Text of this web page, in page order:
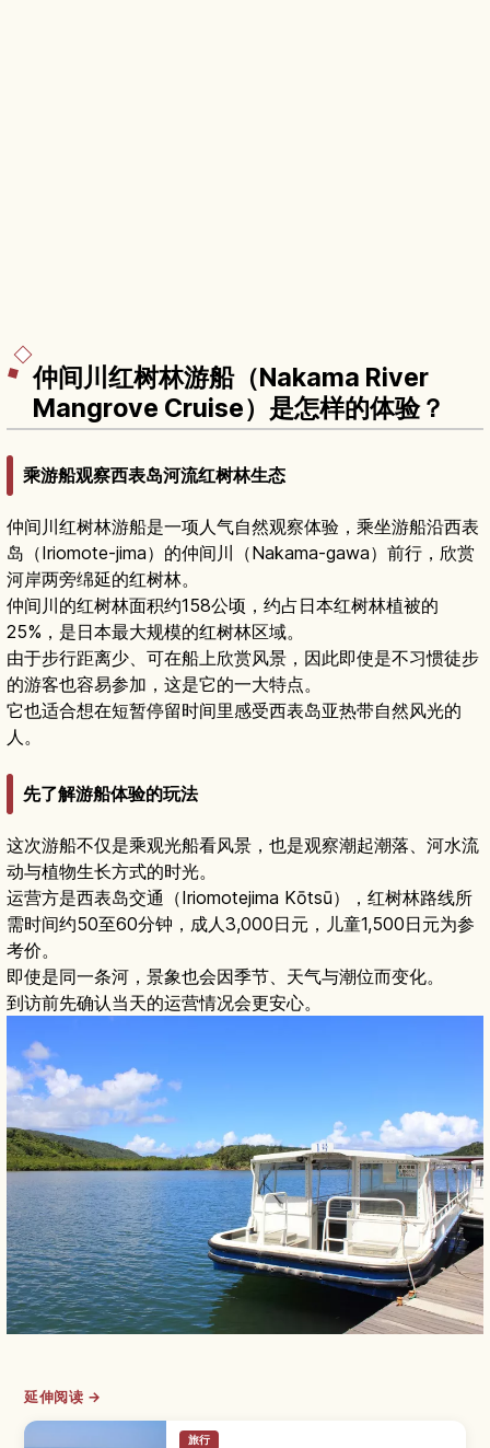
仲间川红树林游船（Nakama River
Mangrove Cruise）是怎样的体验？
乘游船观察西表岛河流红树林生态
仲间川红树林游船是一项人气自然观察体验，乘坐游船沿西表
岛（Iriomote-jima）的仲间川（Nakama-gawa）前行，欣赏
河岸两旁绵延的红树林。
仲间川的红树林面积约158公顷，约占日本红树林植被的
25%，是日本最大规模的红树林区域。
由于步行距离少、可在船上欣赏风景，因此即使是不习惯徒步
的游客也容易参加，这是它的一大特点。
它也适合想在短暂停留时间里感受西表岛亚热带自然风光的
人。
先了解游船体验的玩法
这次游船不仅是乘观光船看风景，也是观察潮起潮落、河水流
动与植物生长方式的时光。
运营方是西表岛交通（Iriomotejima Kōtsū），红树林路线所
需时间约50至60分钟，成人3,000日元，儿童1,500日元为参
考价。
即使是同一条河，景象也会因季节、天气与潮位而变化。
到访前先确认当天的运营情况会更安心。
延伸阅读 →
旅行